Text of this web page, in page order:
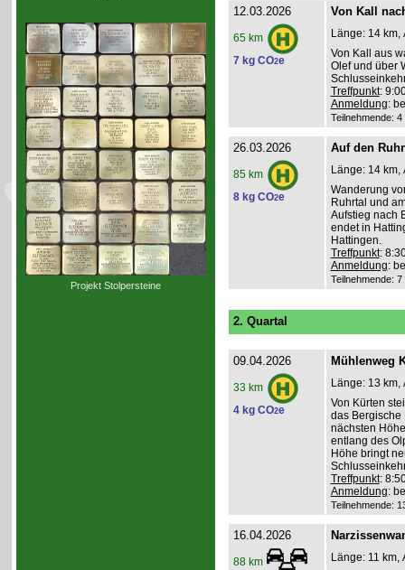
Projekt Stolpersteine
12.03.2026
65 km
7 kg CO2e
Von Kall
Länge: 14 km,
Von Kall aus
Olef und über
Treffpunkt:
Anmeldung:
Teilnehmende:
26.03.2026
85 km
8 kg CO2e
Auf den
Länge: 14 km,
Wanderung
Ruhrtal und
Aufstieg nach
endet in
Hattingen.
Treffpunkt:
Anmeldung:
Teilnehmende:
2. Quartal
09.04.2026
33 km
4 kg CO2e
Mühlenweg
Länge: 13 km,
Von Kürten
das Bergische
nächsten
entlang des
Höhe bringt
Treffpunkt:
Anmeldung:
Teilnehmende:
16.04.2026
88 km
Länge: 11 km,